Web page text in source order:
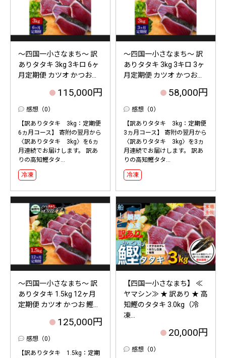
～四国一小さなまち～ 訳
ありタタキ 3kg 3キロ 6ヶ
月定期便 カツオ かつお...
115,000円
感想（0）
【訳ありタタキ 3kg：定期便
6ヵ月コース】 寄附の翌月から
〈訳ありタタキ 3kg〉を6ヵ
月連続でお届けします。 訳あ
りの高知鰹タタ...
冷凍
～四国一小さなまち～ 訳
ありタタキ 3kg 3キロ 3ヶ
月定期便 カツオ かつお...
58,000円
感想（0）
【訳ありタタキ 3kg：定期便
3ヵ月コース】 寄附の翌月から
〈訳ありタタキ 3kg〉を3ヵ
月連続でお届けします。 訳あ
りの高知鰹タタ...
冷凍
～四国一小さなまち～ 訳
ありタタキ 1.5kg 12ヶ月
定期便 カツオ かつお 鰹...
125,000円
感想（0）
【訳ありタタキ 1.5kg：定期
【四国一小さなまち】 ≪
ヤマシン≫ ★ 訳あり ★ 高
知鰹のタタキ 3.0kg（冷
凍...
20,000円
感想（0）